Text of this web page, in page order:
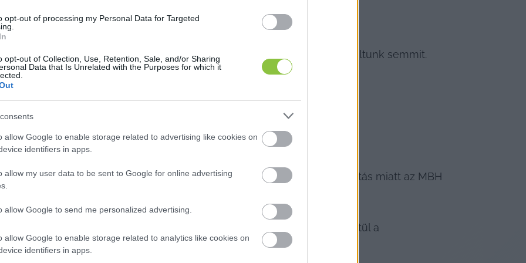
opt-out of processing my Personal Data for Targeted
opt-out of Collection, Use, Retention, Sale, and/or Sharing
Data that Is Unrelated with the Purposes for which it
allow Google to enable storage related to advertising like cookies on
identifiers in apps.
allow my user data to be sent to Google for online advertising
allow Google to send me personalized advertising.
allow Google to enable storage related to analytics like cookies on
identifiers in apps.
információk menüpontot, de április 14-re vonatkozóan nem találtunk semmit.
17. péntek 22:00 és április 18. szombat 02:00 között tervezett karbantartás miatt az MBH
nem lesz elérhető.
négy MBH-s ATM nem (volt) elérhető 30-30 percre, azokon keresztül a